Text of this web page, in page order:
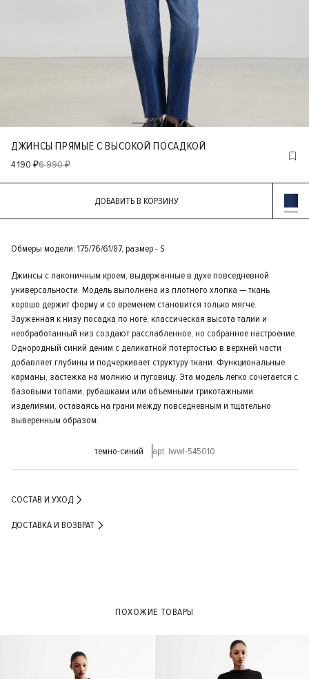
ДЖИНСЫ ПРЯМЫЕ С ВЫСОКОЙ ПОСАДКОЙ
4 190 ₽6 990 ₽
ДОБАВИТЬ В КОРЗИНУ
Обмеры модели: 175/76/61/87, размер - S
Джинсы с лаконичным кроем, выдержанные в духе повседневной
универсальности. Модель выполнена из плотного хлопка — ткань
хорошо держит форму и со временем становится только мягче.
Зауженная к низу посадка по ноге, классическая высота талии и
необработанный низ создают расслабленное, но собранное настроение.
Однородный синий деним с деликатной потертостью в верхней части
добавляет глубины и подчеркивает структуру ткани. Функциональные
карманы, застежка на молнию и пуговицу. Эта модель легко сочетается с
базовыми топами, рубашками или объемными трикотажными
изделиями, оставаясь на грани между повседневным и тщательно
выверенным образом.
темно-синий арт. lwwl-545010
СОСТАВ И УХОД
ДОСТАВКА И ВОЗВРАТ
ПОХОЖИЕ ТОВАРЫ